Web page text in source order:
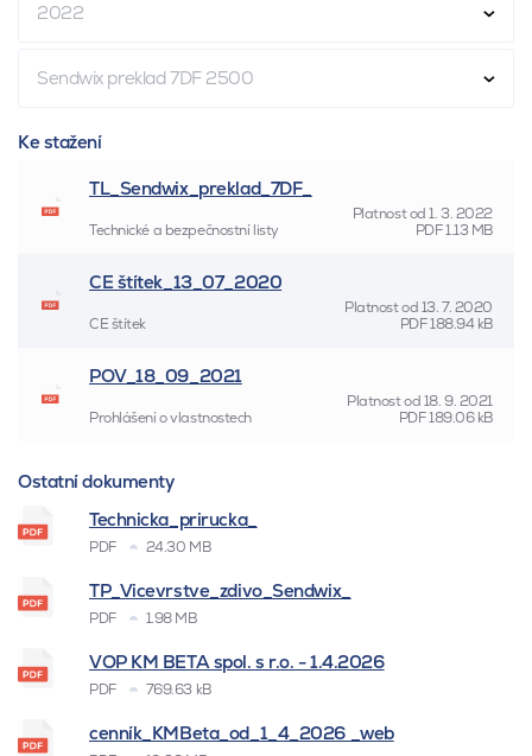
2022
Sendwix preklad 7DF 2500
Ke stažení
TL_Sendwix_preklad_7DF_
Platnost od1. 3. 2022
Technické a bezpečnostní listy
PDF1.13 MB
CE štítek_13_07_2020
Platnost od13. 7. 2020
CE štítek
PDF188.94 kB
POV_18_09_2021
Platnost od18. 9. 2021
Prohlášení o vlastnostech
PDF189.06 kB
Ostatní dokumenty
Technicka_prirucka_
PDF 24.30 MB
TP_Vicevrstve_zdivo_Sendwix_
PDF 1.98 MB
VOP KM BETA spol. s r.o. - 1.4.2026
PDF 769.63 kB
cenník_KMBeta_od_1_4_2026 _web